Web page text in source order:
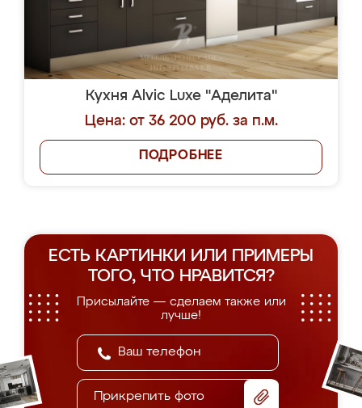
Кухня Alvic Luxe "Аделита"
Цена: от 36 200 руб. за п.м.
ПОДРОБНЕЕ
ЕСТЬ КАРТИНКИ ИЛИ ПРИМЕРЫ
ТОГО, ЧТО НРАВИТСЯ?
Присылайте — сделаем также или
лучше!
Прикрепить фото